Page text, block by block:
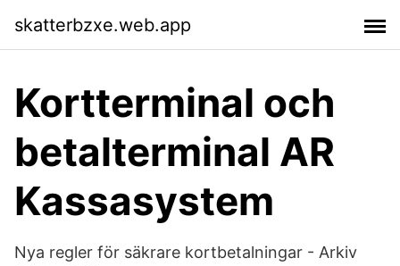
skatterbzxe.web.app
Kortterminal och
betalterminal AR
Kassasystem
Nya regler för säkrare kortbetalningar - Arkiv